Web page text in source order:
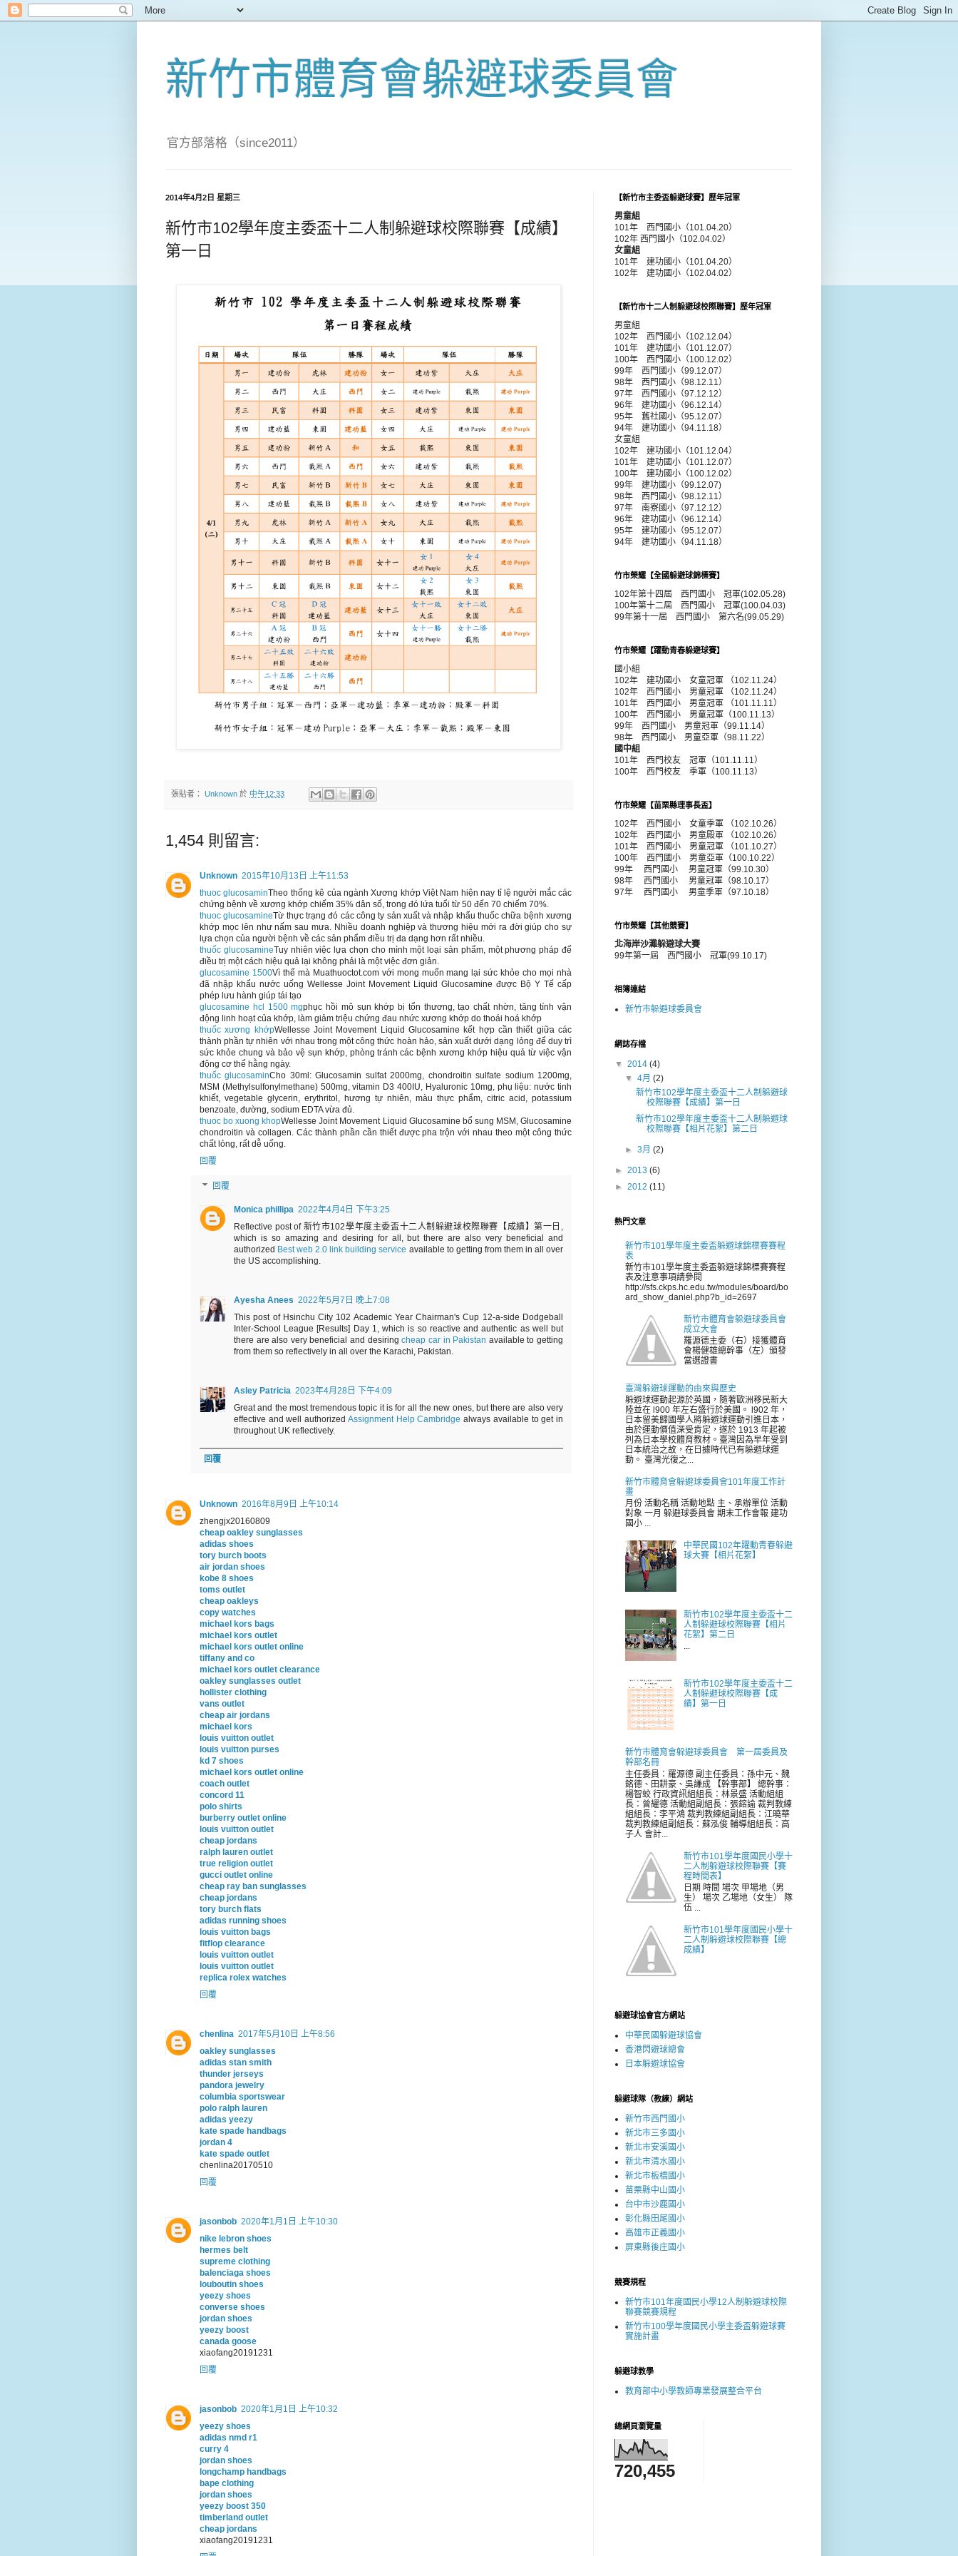
新竹市體育會躲避球委員會
官方部落格（since2011）
2014年4月2日 星期三
新竹市102學年度主委盃十二人制躲避球校際聯賽【成績】
第一日
張貼者： Unknown 於 中午12:33
1,454 則留言:
Unknown 2015年10月13日 上午11:53
thuoc glucosaminTheo thống kê của ngành Xương khớp Việt Nam hiện nay tỉ lệ người mắc các
chứng bệnh về xương khớp chiếm 35% dân số, trong đó lứa tuổi từ 50 đến 70 chiếm 70%.
thuoc glucosamineTừ thực trạng đó các công ty sản xuất và nhập khẩu thuốc chữa bệnh xương
khớp mọc lên như nấm sau mưa. Nhiều doanh nghiệp và thương hiệu mới ra đời giúp cho sự
lựa chọn của người bệnh về các sản phẩm điều trị đa dạng hơn rất nhiều.
thuốc glucosamineTuy nhiên việc lựa chọn cho mình một loại sản phẩm, một phương pháp để
điều trị một cách hiệu quả lại không phải là một việc đơn giản.
glucosamine 1500Vì thế mà Muathuoctot.com với mong muốn mang lại sức khỏe cho mọi nhà
đã nhập khẩu nước uống Wellesse Joint Movement Liquid Glucosamine được Bộ Y Tế cấp
phép lưu hành giúp tái tạo
glucosamine hcl 1500 mgphục hồi mô sụn khớp bị tổn thương, tạo chất nhờn, tăng tính vận
động linh hoạt của khớp, làm giảm triệu chứng đau nhức xương khớp do thoái hoá khớp
thuốc xương khớpWellesse Joint Movement Liquid Glucosamine kết hợp cần thiết giữa các
thành phần tự nhiên với nhau trong một công thức hoàn hảo, sản xuất dưới dạng lỏng để duy trì
sức khỏe chung và bảo vệ sụn khớp, phòng tránh các bệnh xương khớp hiệu quả từ việc vận
động cơ thể hằng ngày.
thuốc glucosaminCho 30ml: Glucosamin sulfat 2000mg, chondroitin sulfate sodium 1200mg,
MSM (Methylsulfonylmethane) 500mg, vitamin D3 400IU, Hyaluronic 10mg, phụ liệu: nước tinh
khiết, vegetable glycerin, erythritol, hương tự nhiên, màu thực phẩm, citric acid, potassium
benzoate, đường, sodium EDTA vừa đủ.
thuoc bo xuong khopWellesse Joint Movement Liquid Glucosamine bổ sung MSM, Glucosamine
chondroitin và collagen. Các thành phần cần thiết được pha trộn với nhau theo một công thức
chất lỏng, rất dễ uống.
回覆
回覆
Monica phillipa 2022年4月4日 下午3:25
Reflective post of 新竹市102學年度主委盃十二人制躲避球校際聯賽【成績】第一日,
which is so amazing and desiring for all, but there are also very beneficial and
authorized Best web 2.0 link building service available to getting from them in all over
the US accomplishing.
Ayesha Anees 2022年5月7日 晚上7:08
This post of Hsinchu City 102 Academic Year Chairman's Cup 12-a-side Dodgeball
Inter-School League [Results] Day 1, which is so reactive and authentic as well but
there are also very beneficial and desiringcheap car in Pakistan available to getting
from them so reflectively in all over the Karachi, Pakistan.
Asley Patricia 2023年4月28日 下午4:09
Great and the most tremendous topic it is for all the new ones, but there are also very
effective and well authorized Assignment Help Cambridge always available to get in
throughout UK reflectively.
回覆
Unknown 2016年8月9日 上午10:14
zhengjx20160809
cheap oakley sunglasses
adidas shoes
tory burch boots
air jordan shoes
kobe 8 shoes
toms outlet
cheap oakleys
copy watches
michael kors bags
michael kors outlet
michael kors outlet online
tiffany and co
michael kors outlet clearance
oakley sunglasses outlet
hollister clothing
vans outlet
cheap air jordans
michael kors
louis vuitton outlet
louis vuitton purses
kd 7 shoes
michael kors outlet online
coach outlet
concord 11
polo shirts
burberry outlet online
louis vuitton outlet
cheap jordans
ralph lauren outlet
true religion outlet
gucci outlet online
cheap ray ban sunglasses
cheap jordans
tory burch flats
adidas running shoes
louis vuitton bags
fitflop clearance
louis vuitton outlet
louis vuitton outlet
replica rolex watches
回覆
chenlina 2017年5月10日 上午8:56
oakley sunglasses
adidas stan smith
thunder jerseys
pandora jewelry
columbia sportswear
polo ralph lauren
adidas yeezy
kate spade handbags
jordan 4
kate spade outlet
chenlina20170510
回覆
jasonbob 2020年1月1日 上午10:30
nike lebron shoes
hermes belt
supreme clothing
balenciaga shoes
louboutin shoes
yeezy shoes
converse shoes
jordan shoes
yeezy boost
canada goose
xiaofang20191231
回覆
jasonbob 2020年1月1日 上午10:32
yeezy shoes
adidas nmd r1
curry 4
jordan shoes
longchamp handbags
bape clothing
jordan shoes
yeezy boost 350
timberland outlet
cheap jordans
xiaofang20191231
【新竹市主委盃躲避球賽】歷年冠軍
男童組
101年 西門國小（101.04.20）
102年 西門國小（102.04.02）
女童組
101年 建功國小（101.04.20）
102年 建功國小（102.04.02）
【新竹市十二人制躲避球校際聯賽】歷年冠軍
男童組
102年 西門國小（102.12.04）
101年 建功國小（101.12.07）
100年 西門國小（100.12.02）
99年 西門國小（99.12.07）
98年 西門國小（98.12.11）
97年 西門國小（97.12.12）
96年 建功國小（96.12.14）
95年 舊社國小（95.12.07）
94年 建功國小（94.11.18）
女童組
102年 建功國小（101.12.04）
101年 建功國小（101.12.07）
100年 建功國小（100.12.02）
99年 建功國小（99.12.07)
98年 西門國小（98.12.11）
97年 南寮國小（97.12.12）
96年 建功國小（96.12.14）
95年 建功國小（95.12.07）
94年 建功國小（94.11.18）
竹市榮耀【全國躲避球錦標賽】
102年第十四屆 西門國小 冠軍(102.05.28)
100年第十二屆 西門國小 冠軍(100.04.03)
99年第十一屆 西門國小 第六名(99.05.29)
竹市榮耀【躍動青春躲避球賽】
國小組
102年 建功國小 女童冠軍 （102.11.24）
102年 西門國小 男童冠軍 （102.11.24）
101年 西門國小 男童冠軍 （101.11.11）
100年 西門國小 男童冠軍（100.11.13）
99年 西門國小 男童冠軍（99.11.14）
98年 西門國小 男童亞軍（98.11.22）
國中組
101年 西門校友 冠軍（101.11.11）
100年 西門校友 季軍（100.11.13）
竹市榮耀【苗栗縣理事長盃】
102年 西門國小 女童季軍 （102.10.26）
102年 西門國小 男童殿軍 （102.10.26）
101年 西門國小 男童冠軍 （101.10.27）
100年 西門國小 男童亞軍（100.10.22）
99年 西門國小 男童冠軍（99.10.30）
98年 西門國小 男童冠軍（98.10.17）
97年 西門國小 男童季軍（97.10.18）
竹市榮耀【其他競賽】
北海岸沙灘躲避球大賽
99年第一屆 西門國小 冠軍(99.10.17)
相簿連結
新竹市躲避球委員會
網誌存檔
▼ 2014 (4)
▼4月(2)
新竹市102學年度主委盃十二人制躲避球
校際聯賽【成績】第一日
新竹市102學年度主委盃十二人制躲避球
校際聯賽【相片花絮】第二日
►3月(2)
► 2013 (6)
► 2012 (11)
熱門文章
新竹市101學年度主委盃躲避球錦標賽賽程
表
新竹市101學年度主委盃躲避球錦標賽賽程
表及注意事項請參閱
http://sfs.ckps.hc.edu.tw/modules/board/bo
ard_show_daniel.php?b_id=2697
新竹市體育會躲避球委員會
成立大會
羅源德主委（右）接獲體育
會楊健雄總幹事（左）頒發
當選證書
臺灣躲避球運動的由來與歷史
躲避球運動起源於英國，隨著歐洲移民新大
陸並在 l900 年左右盛行於美國。 l902 年，
日本留美歸國學人將躲避球運動引進日本，
由於運動價值深受肯定，遂於 1913 年起被
列為日本學校體育教材。臺灣因為早年受到
日本統治之故，在日據時代已有躲避球運
動。 臺灣光復之...
新竹市體育會躲避球委員會101年度工作計
畫
月份 活動名稱 活動地點 主、承辦單位 活動
對象 一月 躲避球委員會 期末工作會報 建功
國小 ...
中華民國102年躍動青春躲避
球大賽【相片花絮】
新竹市102學年度主委盃十二
人制躲避球校際聯賽【相片
花絮】第二日
...
新竹市102學年度主委盃十二
人制躲避球校際聯賽【成
績】第一日
新竹市體育會躲避球委員會 第一屆委員及
幹部名冊
主任委員：羅源德 副主任委員：孫中元、魏
銘德、田耕豪、吳謙成 【幹事部】 總幹事：
楊智蛟 行政資訊組組長：林景盛 活動組組
長：曾耀德 活動組副組長：張鎔諭 裁判教練
組組長：李平鴻 裁判教練組副組長：江曉華
裁判教練組副組長：蘇泓俊 輔導組組長：高
子人 會計...
新竹市101學年度國民小學十
二人制躲避球校際聯賽【賽
程時間表】
日期 時間 場次 甲場地（男
生） 場次 乙場地（女生） 隊
伍 ...
新竹市101學年度國民小學十
二人制躲避球校際聯賽【總
成績】
躲避球協會官方網站
中華民國躲避球協會
香港閃避球總會
日本躲避球協會
躲避球隊（教練）網站
新竹市西門國小
新北市三多國小
新北市安溪國小
新北市清水國小
新北市板橋國小
苗栗縣中山國小
台中市沙鹿國小
彰化縣田尾國小
高雄市正義國小
屏東縣後庄國小
競賽規程
新竹市101年度國民小學12人制躲避球校際
聯賽競賽規程
新竹市100學年度國民小學主委盃躲避球賽
實施計畫
躲避球教學
教育部中小學教師專業發展整合平台
總網頁瀏覽量
720,455